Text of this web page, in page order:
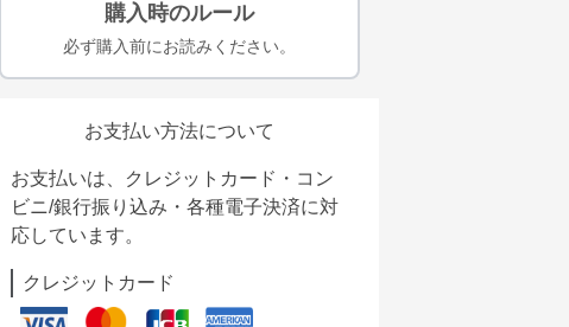
購入時のルール
必ず購入前にお読みください。
お支払い方法について
お支払いは、クレジットカード・コン
ビニ/銀行振り込み・各種電子決済に対
応しています。
クレジットカード